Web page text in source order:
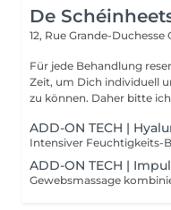
De
12, Rue Grande-
Für jede Behandlung
Zeit, um Dich individuell
zu können. Daher bitte
ADD-ON TECH |
ADD-ON TECH |